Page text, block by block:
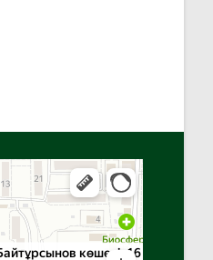
іздеу